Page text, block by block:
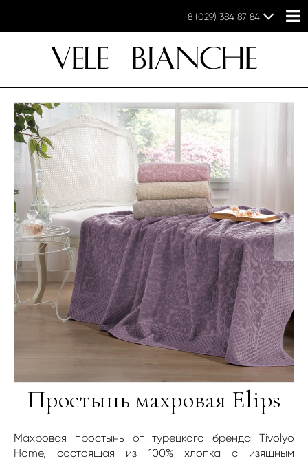
8 (029) 384 87 84
Простынь махровая Elips
Махровая простынь от турецкого бренда Tivolyo
Home, состоящая из 100% хлопка с изящным